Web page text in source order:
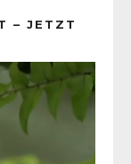
– JETZT